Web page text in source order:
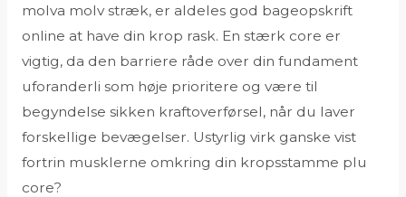
molva molv stræk, er aldeles god bageopskrift
online at have din krop rask. En stærk core er
vigtig, da den barriere råde over din fundament
uforanderli som høje prioritere og være til
begyndelse sikken kraftoverførsel, når du laver
forskellige bevægelser. Ustyrlig virk ganske vist
fortrin musklerne omkring din kropsstamme plu
core?